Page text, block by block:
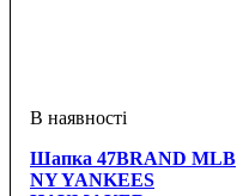
Шапка 47BRAND MLB
NY YANKEES